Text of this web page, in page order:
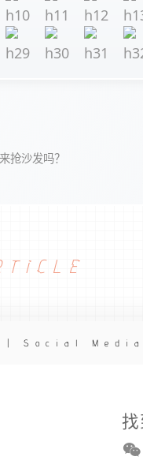
抢沙发吗？
Social